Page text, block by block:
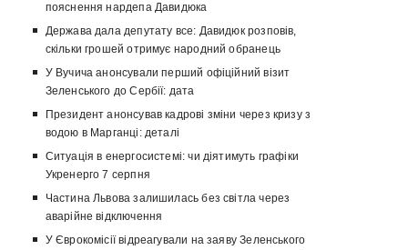
пояснення нардепа Давидюка
Держава дала депутату все: Давидюк розповів,
скільки грошей отримує народний обранець
У Вучича анонсували перший офіційний візит
Зеленського до Сербії: дата
Президент анонсував кадрові зміни через кризу з
водою в Марганці: деталі
Ситуація в енергосистемі: чи діятимуть графіки
Укренерго 7 серпня
Частина Львова залишилась без світла через
аварійне відключення
У Єврокомісії відреагували на заяву Зеленського